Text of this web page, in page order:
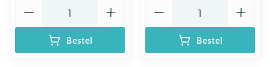
Bestel Bestel